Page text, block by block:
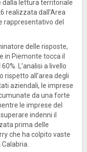
dalla lettura territoriale
realizzata dall’Area
rappresentativo del
delle risposte,
in Piemonte tocca il
L’analisi a livello
rispetto all’area degli
aziendali, le imprese
da una forte
le imprese del
indenni il
prima delle
che ha colpito vaste